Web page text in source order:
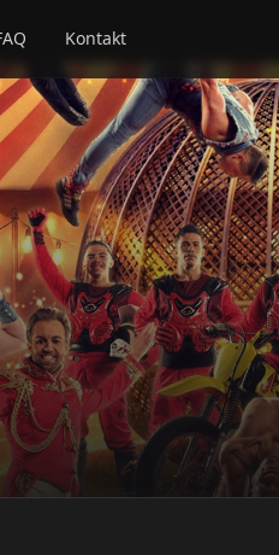
Kontakt